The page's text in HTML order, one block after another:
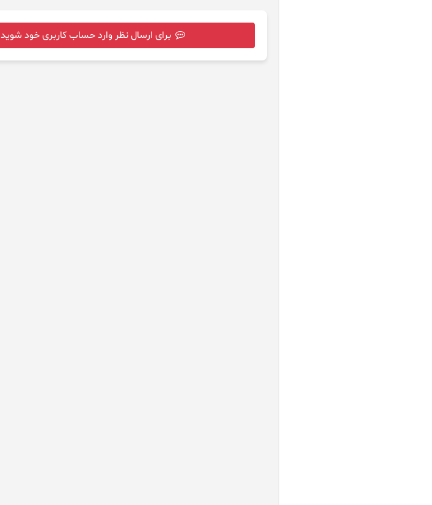
برای ارسال نظر وارد حساب کاربری خود شوید